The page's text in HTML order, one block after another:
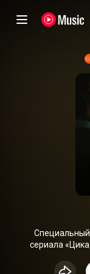
сериала